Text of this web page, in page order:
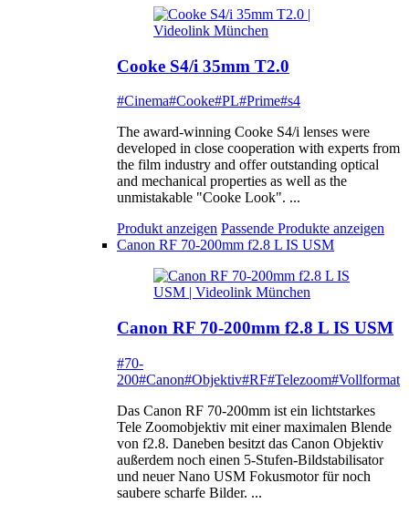
Cooke S4/i 35mm T2.0
#Cinema#Cooke#PL#Prime#s4
The award-winning Cooke S4/i lenses were
developed in close cooperation with experts from
the film industry and offer outstanding optical
and mechanical properties as well as the
unmistakable "Cooke Look". ...
Produkt anzeigen Passende Produkte anzeigen
Canon RF 70-200mm f2.8 L IS USM
Canon RF 70-200mm f2.8 L IS USM
#70-
200#Canon#Objektiv#RF#Telezoom#Vollformat
Das Canon RF 70-200mm ist ein lichtstarkes
Tele Zoomobjektiv mit einer maximalen Blende
von f2.8. Daneben besitzt das Canon Objektiv
außerdem noch einen 5-Stufen-Bildstabilisator
und neuer Nano USM Fokusmotor für noch
saubere scharfe Bilder. ...